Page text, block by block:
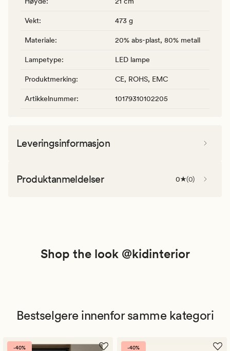
Vekt: 473 g
Materiale: 20% abs-plast, 80% metall
Lampetype: LED lampe
Produktmerking: CE, ROHS, EMC
Artikkelnummer: 10179310102205
Leveringsinformasjon
Produktanmeldelser 0 (0)
Shop the look @kidinterior
Bestselgere innenfor samme kategori
-40% -40%